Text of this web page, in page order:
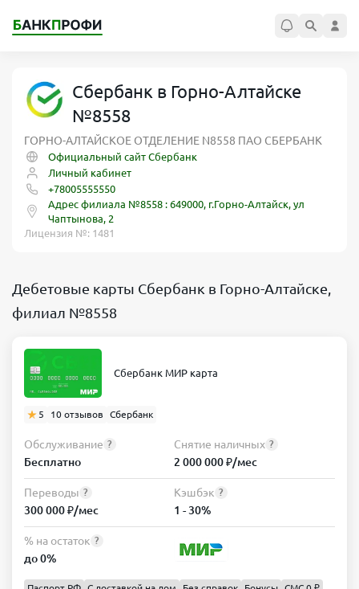
Сбербанк в Горно-Алтайске
№8558
ГОРНО-АЛТАЙСКОЕ ОТДЕЛЕНИЕ N8558 ПАО СБЕРБАНК
Официальный сайт Сбербанк
Личный кабинет
+78005555550
Адрес филиала №8558 : 649000, г.Горно-Алтайск, ул
Чаптынова, 2
Лицензия №: 1481
Дебетовые карты Сбербанк в Горно-Алтайске,
филиал №8558
Сбербанк МИР карта
5 10 отзывов Сбербанк
Обслуживание ?
Бесплатно
Снятие наличных ?
2 000 000 ₽/мес
Переводы ?
300 000 ₽/мес
Кэшбэк ?
1 - 30%
% на остаток ?
до 0%